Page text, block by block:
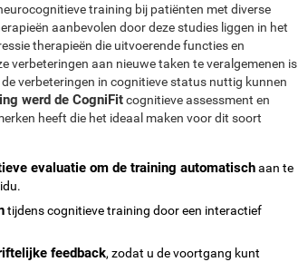
training bij patiënten met diverse
aanbevolen door deze studies liggen in het
therapieën die uitvoerende functies en
aan nieuwe taken te veralgemenen is
verbeteringen in cognitieve status nuttig kunnen
werd de CogniFitcognitieve assessment en
heeft die het ideaal maken voor dit soort
evaluatie om de training automatischaan te
tijdens cognitieve training door een interactief
feedback, zodat u de voortgang kunt